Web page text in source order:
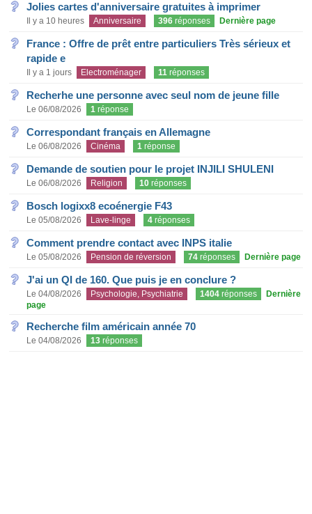
Jolies cartes d'anniversaire gratuites à imprimer
Il y a 10 heures Anniversaire 396 réponses Dernière page
France : Offre de prêt entre particuliers Très sérieux et
rapide e
Il y a 1 jours Electroménager 11 réponses
Recherhe une personne avec seul nom de jeune fille
Le 06/08/2026 1 réponse
Correspondant français en Allemagne
Le 06/08/2026 Cinéma 1 réponse
Demande de soutien pour le projet INJILI SHULENI
Le 06/08/2026 Religion 10 réponses
Bosch logixx8 ecoénergie F43
Le 05/08/2026 Lave-linge 4 réponses
Comment prendre contact avec INPS italie
Le 05/08/2026 Pension de réversion 74 réponses Dernière page
J'ai un QI de 160. Que puis je en conclure ?
Le 04/08/2026 Psychologie, Psychiatrie 1404 réponses
Dernière
page
Recherche film américain année 70
Le 04/08/2026 13 réponses